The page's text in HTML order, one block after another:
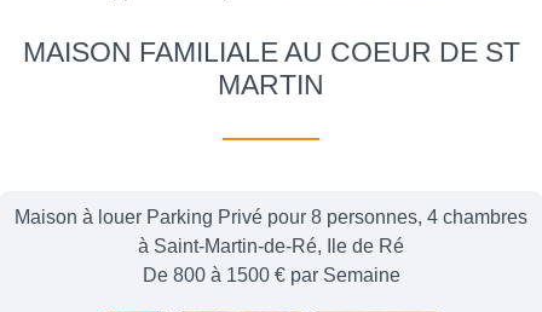
MAISON FAMILIALE AU COEUR DE ST
MARTIN
Maison à louer Parking Privé pour 8 personnes, 4 chambres
à Saint-Martin-de-Ré, Ile de Ré
De 800 à 1500 € par Semaine